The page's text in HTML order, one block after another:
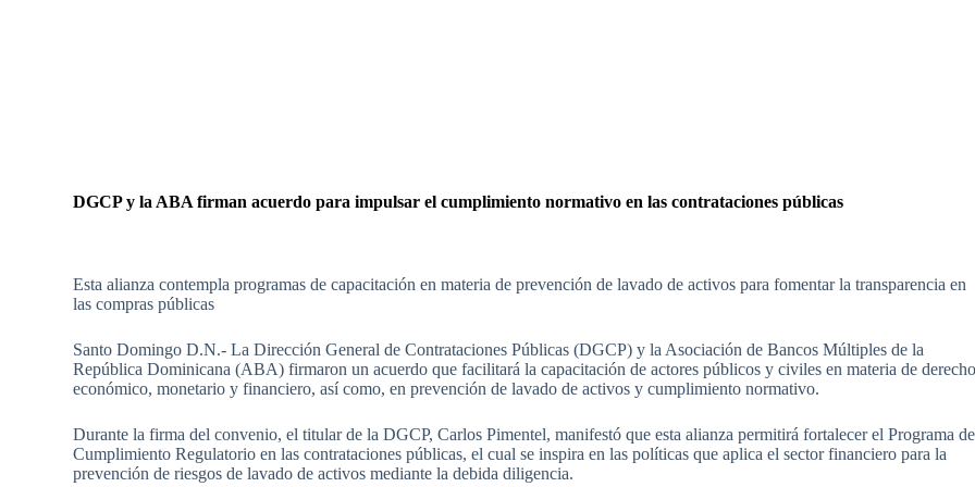
DGCP y la ABA firman acuerdo para impulsar el cumplimiento normativo en las contrataciones públicas
Esta alianza contempla programas de capacitación en materia de prevención de lavado de activos para fomentar la transparencia en
las compras públicas
Santo Domingo D.N.- La Dirección General de Contrataciones Públicas (DGCP) y la Asociación de Bancos Múltiples de la
República Dominicana (ABA) firmaron un acuerdo que facilitará la capacitación de actores públicos y civiles en materia de derecho
económico, monetario y financiero, así como, en prevención de lavado de activos y cumplimiento normativo.
Durante la firma del convenio, el titular de la DGCP, Carlos Pimentel, manifestó que esta alianza permitirá fortalecer el Programa de
Cumplimiento Regulatorio en las contrataciones públicas, el cual se inspira en las políticas que aplica el sector financiero para la
prevención de riesgos de lavado de activos mediante la debida diligencia.